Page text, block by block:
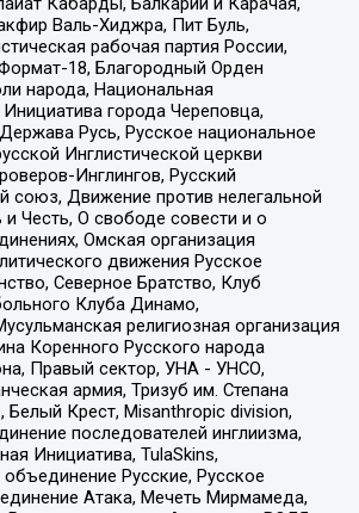
Валь-Хиджра, Пит Буль,
рабочая партия России,
18, Благородный Орден
народа, Национальная
города Череповца,
Русь, Русское национальное
Инглистической церкви
Инглингов, Русский
союз, Движение против нелегальной
Честь, О свободе совести и о
Омская организация
движения Русское
Северное Братство, Клуб
Клуба Динамо,
религиозная организация
Коренного Русского народа
Правый сектор, УНА - УНСО,
армия, Тризуб им. Степана
Белый Крест, Misanthropic division,
последователей инглиизма,
Инициатива, TulaSkins,
Русские, Русское
Атака, Мечеть Мирмамеда,